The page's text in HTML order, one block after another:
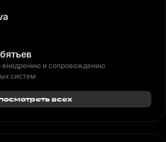
внедрению и сопровождению
систем
всех